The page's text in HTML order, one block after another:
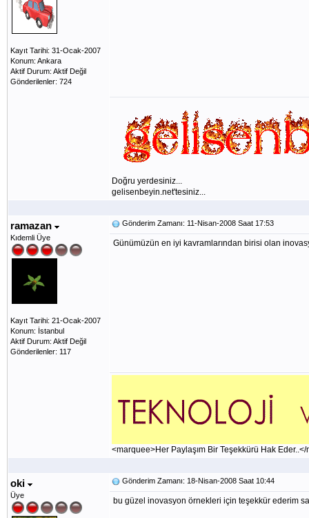
Kayıt Tarihi: 31-Ocak-2007
Konum: Ankara
Aktif Durum: Aktif Değil
Gönderilenler: 724
Doğru yerdesiniz...
gelisenbeyin.net'tesiniz...
ramazan
Kıdemli Üye
Kayıt Tarihi: 21-Ocak-2007
Konum: İstanbul
Aktif Durum: Aktif Değil
Gönderilenler: 117
Gönderim Zamanı: 11-Nisan-2008 Saat 17:53
Günümüzün en iyi kavramlarından birisi olan
<marquee>Her Paylaşım Bir Teşekkürü Hak
oki
Üye
Gönderim Zamanı: 18-Nisan-2008 Saat 10:44
bu güzel inovasyon örnekleri için teşekkür ederim